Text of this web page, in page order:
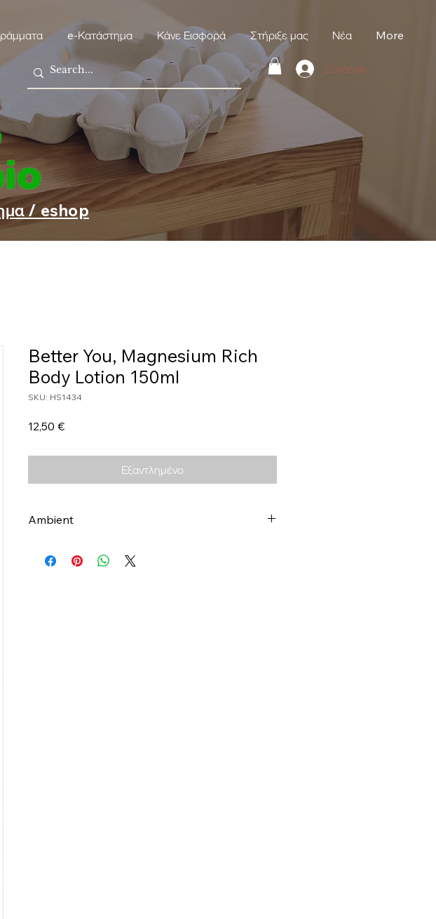
e-Κατάστημα Κάνε Εισφορά Στήριξε μας Νέα More
Σύνδεση
/ eshop
Better You, Magnesium Rich
Body Lotion 150ml
SKU: HS1434
12,50 €Τιμή
Εξαντλημένο
Ambient